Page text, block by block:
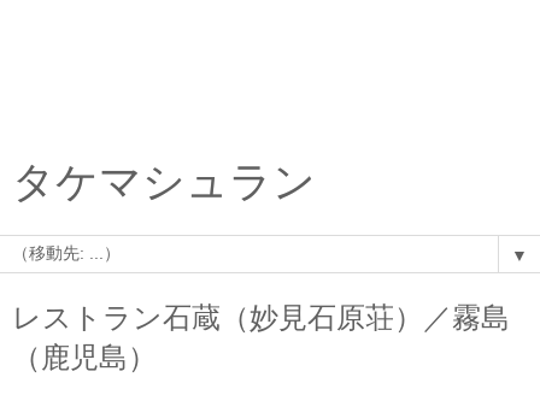
タケマシュラン
▼
レストラン石蔵（妙見石原荘）／霧島
（鹿児島）